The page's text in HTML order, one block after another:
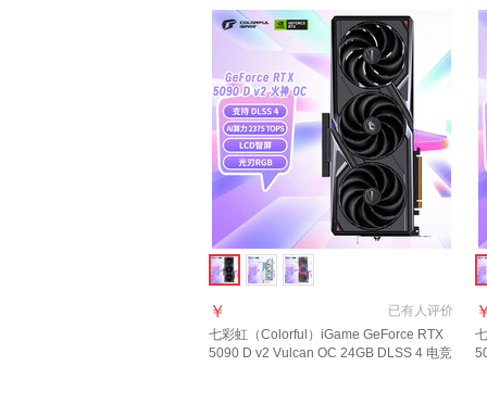
已有人评价
￥
七彩虹（Colorful）iGame GeForce RTX
5090 D v2 Vulcan OC 24GB DLSS 4 电竞